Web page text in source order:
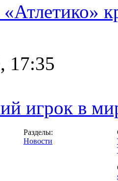
17:35
игрок в
Разделы:
Новости